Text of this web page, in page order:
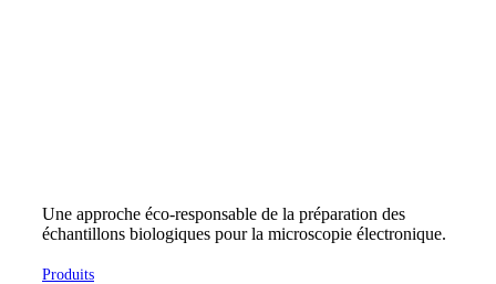
Une approche éco-responsable de la préparation des
échantillons biologiques pour la microscopie électronique.
Produits